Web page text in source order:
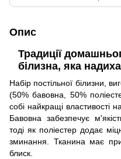
Опис
Традиції
білизна, яка
Набір постільної білизни,
(50% бавовна, 50%
собі найкращі властивості
Бавовна забезпечує
тоді як поліестер додає
зминання. Тканина має
блиск.